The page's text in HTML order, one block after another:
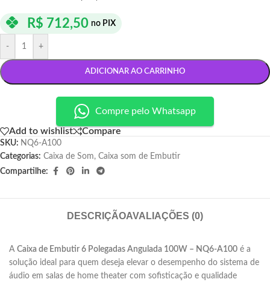
R$ 712,50 no PIX
- +
ADICIONAR AO CARRINHO
Compre pelo Whatsapp
Add to wishlist Compare
SKU: NQ6-A100
Categorias: Caixa de Som, Caixa som de Embutir
Compartilhe:
DESCRIÇÃOAVALIAÇÕES (0)
A Caixa de Embutir 6 Polegadas Angulada 100W – NQ6-A100 é a
solução ideal para quem deseja elevar o desempenho do sistema de
áudio em salas de home theater com sofisticação e qualidade